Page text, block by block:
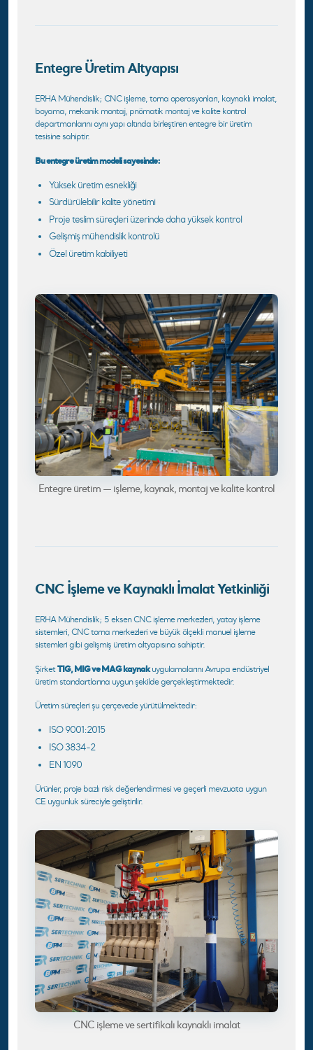
Entegre Üretim Altyapısı
ERHA Mühendislik; CNC işleme, torna operasyonları, kaynaklı imalat,
boyama, mekanik montaj, pnömatik montaj ve kalite kontrol
departmanlarını aynı yapı altında birleştiren entegre bir üretim
tesisine sahiptir.
Bu entegre üretim modeli sayesinde:
Yüksek üretim esnekliği
Sürdürülebilir kalite yönetimi
Proje teslim süreçleri üzerinde daha yüksek kontrol
Gelişmiş mühendislik kontrolü
Özel üretim kabiliyeti
Entegre üretim — işleme, kaynak, montaj ve kalite kontrol
CNC İşleme ve Kaynaklı İmalat Yetkinliği
ERHA Mühendislik; 5 eksen CNC işleme merkezleri, yatay işleme
sistemleri, CNC torna merkezleri ve büyük ölçekli manuel işleme
sistemleri gibi gelişmiş üretim altyapısına sahiptir.
ŞirketTIG, MIG ve MAG kaynakuygulamalarını Avrupa endüstriyel
üretim standartlarına uygun şekilde gerçekleştirmektedir.
Üretim süreçleri şu çerçevede yürütülmektedir:
ISO 9001:2015
ISO 3834-2
EN 1090
Ürünler, proje bazlı risk değerlendirmesi ve geçerli mevzuata uygun
CE uygunluk süreciyle geliştirilir.
CNC işleme ve sertifikalı kaynaklı imalat